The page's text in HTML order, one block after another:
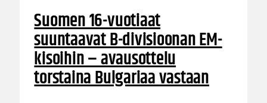
Suomen 16-vuotiaat
suuntaavat B-divisioonan EM-
kisoihin – avausottelu
torstaina Bulgariaa vastaan